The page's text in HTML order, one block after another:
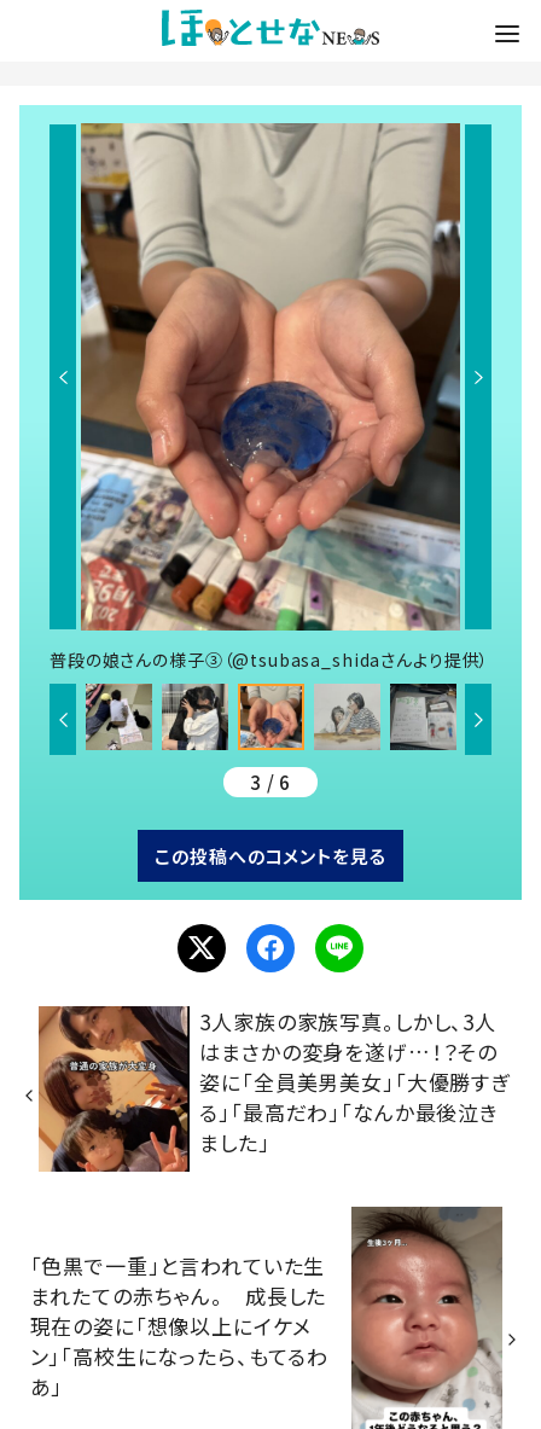
普段の娘さんの様子③（@tsubasa_shidaさんより提供）
3 / 6
この投稿へのコメントを見る
3人家族の家族写真。しかし、3人
はまさかの変身を遂げ…！？その
姿に「全員美男美女」「大優勝すぎ
る」「最高だわ」「なんか最後泣き
ました」
「色黒で一重」と言われていた生
まれたての赤ちゃん。 成長した
現在の姿に「想像以上にイケメ
ン」「高校生になったら、もてるわ
あ」